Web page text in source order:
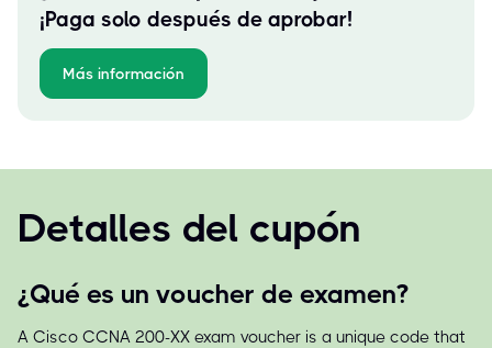
¡Paga solo después de aprobar!
Más información
Detalles del cupón
¿Qué es un voucher de examen?
A Cisco CCNA 200-XX exam voucher is a unique code that